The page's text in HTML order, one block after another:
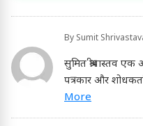
By Sumit
सुमित श्रीवास्तव
पत्रकार और
More